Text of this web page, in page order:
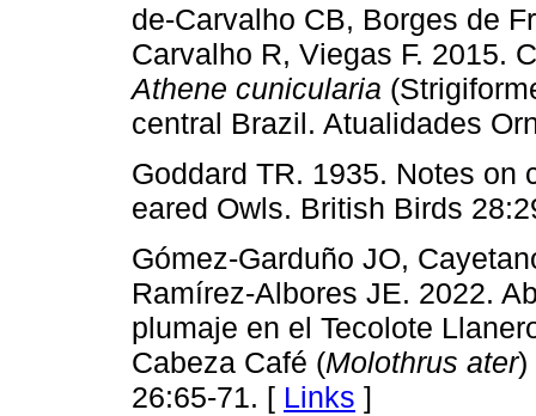
de-Carvalho CB, Borges de
Carvalho R, Viegas F. 2015.
Athene cunicularia
central Brazil. Atualidades
Goddard TR. 1935. Notes on
eared Owls. British Birds
Gómez-Garduño JO,
Ramírez-Albores JE. 2022.
plumaje en el Tecolote
Cabeza Café (Molothrus ater)
26:65-71. [ Links ]